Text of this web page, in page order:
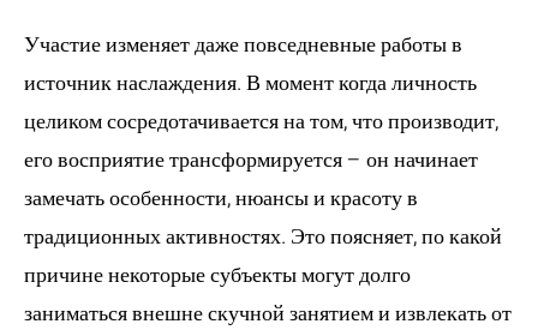
Участие изменяет даже повседневные работы в
источник наслаждения. В момент когда личность
целиком сосредотачивается на том, что производит,
его восприятие трансформируется – он начинает
замечать особенности, нюансы и красоту в
традиционных активностях. Это поясняет, по какой
причине некоторые субъекты могут долго
заниматься внешне скучной занятием и извлекать от